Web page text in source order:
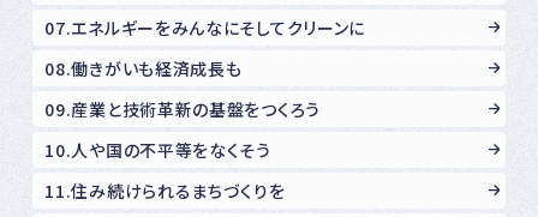
07.エネルギーをみんなにそしてクリーンに
08.働きがいも経済成長も
09.産業と技術革新の基盤をつくろう
10.人や国の不平等をなくそう
11.住み続けられるまちづくりを